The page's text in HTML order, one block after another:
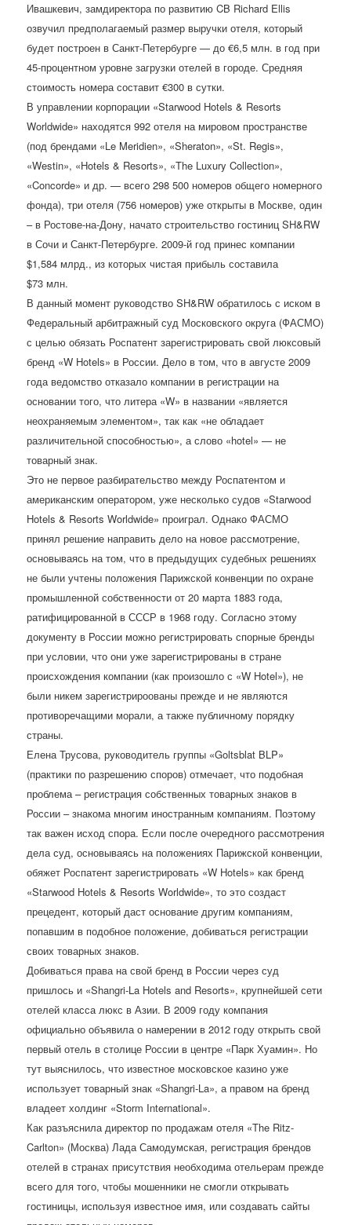
Ивашкевич, замдиректора по развитию CB Richard Ellis
озвучил предполагаемый размер выручки отеля, который
будет построен в Санкт-Петербурге — до €6,5 млн. в год при
45-процентном уровне загрузки отелей в городе. Средняя
стоимость номера составит €300 в сутки.
В управлении корпорации «Starwood Hotels & Resorts
Worldwide» находятся 992 отеля на мировом пространстве
(под брендами «Le Meridien», «Sheraton», «St. Regis»,
«Westin», «Hotels & Resorts», «The Luxury Collection»,
«Concorde» и др. — всего 298 500 номеров общего номерного
фонда), три отеля (756 номеров) уже открыты в Москве, один
– в Ростове-на-Дону, начато строительство гостиниц SH&RW
в Сочи и Санкт-Петербурге. 2009-й год принес компании
$1,584 млрд., из которых чистая прибыль составила
$73 млн.
В данный момент руководство SH&RW обратилось с иском в
Федеральный арбитражный суд Московского округа (ФАСМО)
с целью обязать Роспатент зарегистрировать свой люксовый
бренд «W Hotels» в России. Дело в том, что в августе 2009
года ведомство отказало компании в регистрации на
основании того, что литера «W» в названии «является
неохраняемым элементом», так как «не обладает
различительной способностью», а слово «hotel» — не
товарный знак.
Это не первое разбирательство между Роспатентом и
американским оператором, уже несколько судов «Starwood
Hotels & Resorts Worldwide» проиграл. Однако ФАСМО
принял решение направить дело на новое рассмотрение,
основываясь на том, что в предыдущих судебных решениях
не были учтены положения Парижской конвенции по охране
промышленной собственности от 20 марта 1883 года,
ратифицированной в СССР в 1968 году. Согласно этому
документу в России можно регистрировать спорные бренды
при условии, что они уже зарегистрированы в стране
происхождения компании (как произошло с «W Hotel»), не
были никем зарегистрироованы прежде и не являются
противоречащими морали, а также публичному порядку
страны.
Елена Трусова, руководитель группы «Goltsblat BLP»
(практики по разрешению споров) отмечает, что подобная
проблема – регистрация собственных товарных знаков в
России – знакома многим иностранным компаниям. Поэтому
так важен исход спора. Если после очередного рассмотрения
дела суд, основываясь на положениях Парижской конвенции,
обяжет Роспатент зарегистрировать «W Hotels» как бренд
«Starwood Hotels & Resorts Worldwide», то это создаст
прецедент, который даст основание другим компаниям,
попавшим в подобное положение, добиваться регистрации
своих товарных знаков.
Добиваться права на свой бренд в России через суд
пришлось и «Shangri-La Hotels and Resorts», крупнейшей сети
отелей класса люкс в Азии. В 2009 году компания
официально объявила о намерении в 2012 году открыть свой
первый отель в столице России в центре «Парк Хуамин». Но
тут выяснилось, что известное московское казино уже
использует товарный знак «Shangri-La», а правом на бренд
владеет холдинг «Storm International».
Как разъяснила директор по продажам отеля «The Ritz-
Carlton» (Москва) Лада Самодумская, регистрация брендов
отелей в странах присутствия необходима отельерам прежде
всего для того, чтобы мошенники не смогли открывать
гостиницы, используя известное имя, или создавать сайты